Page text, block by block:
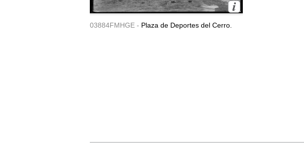
03884FMHGE - Plaza de Deportes del Cerro.